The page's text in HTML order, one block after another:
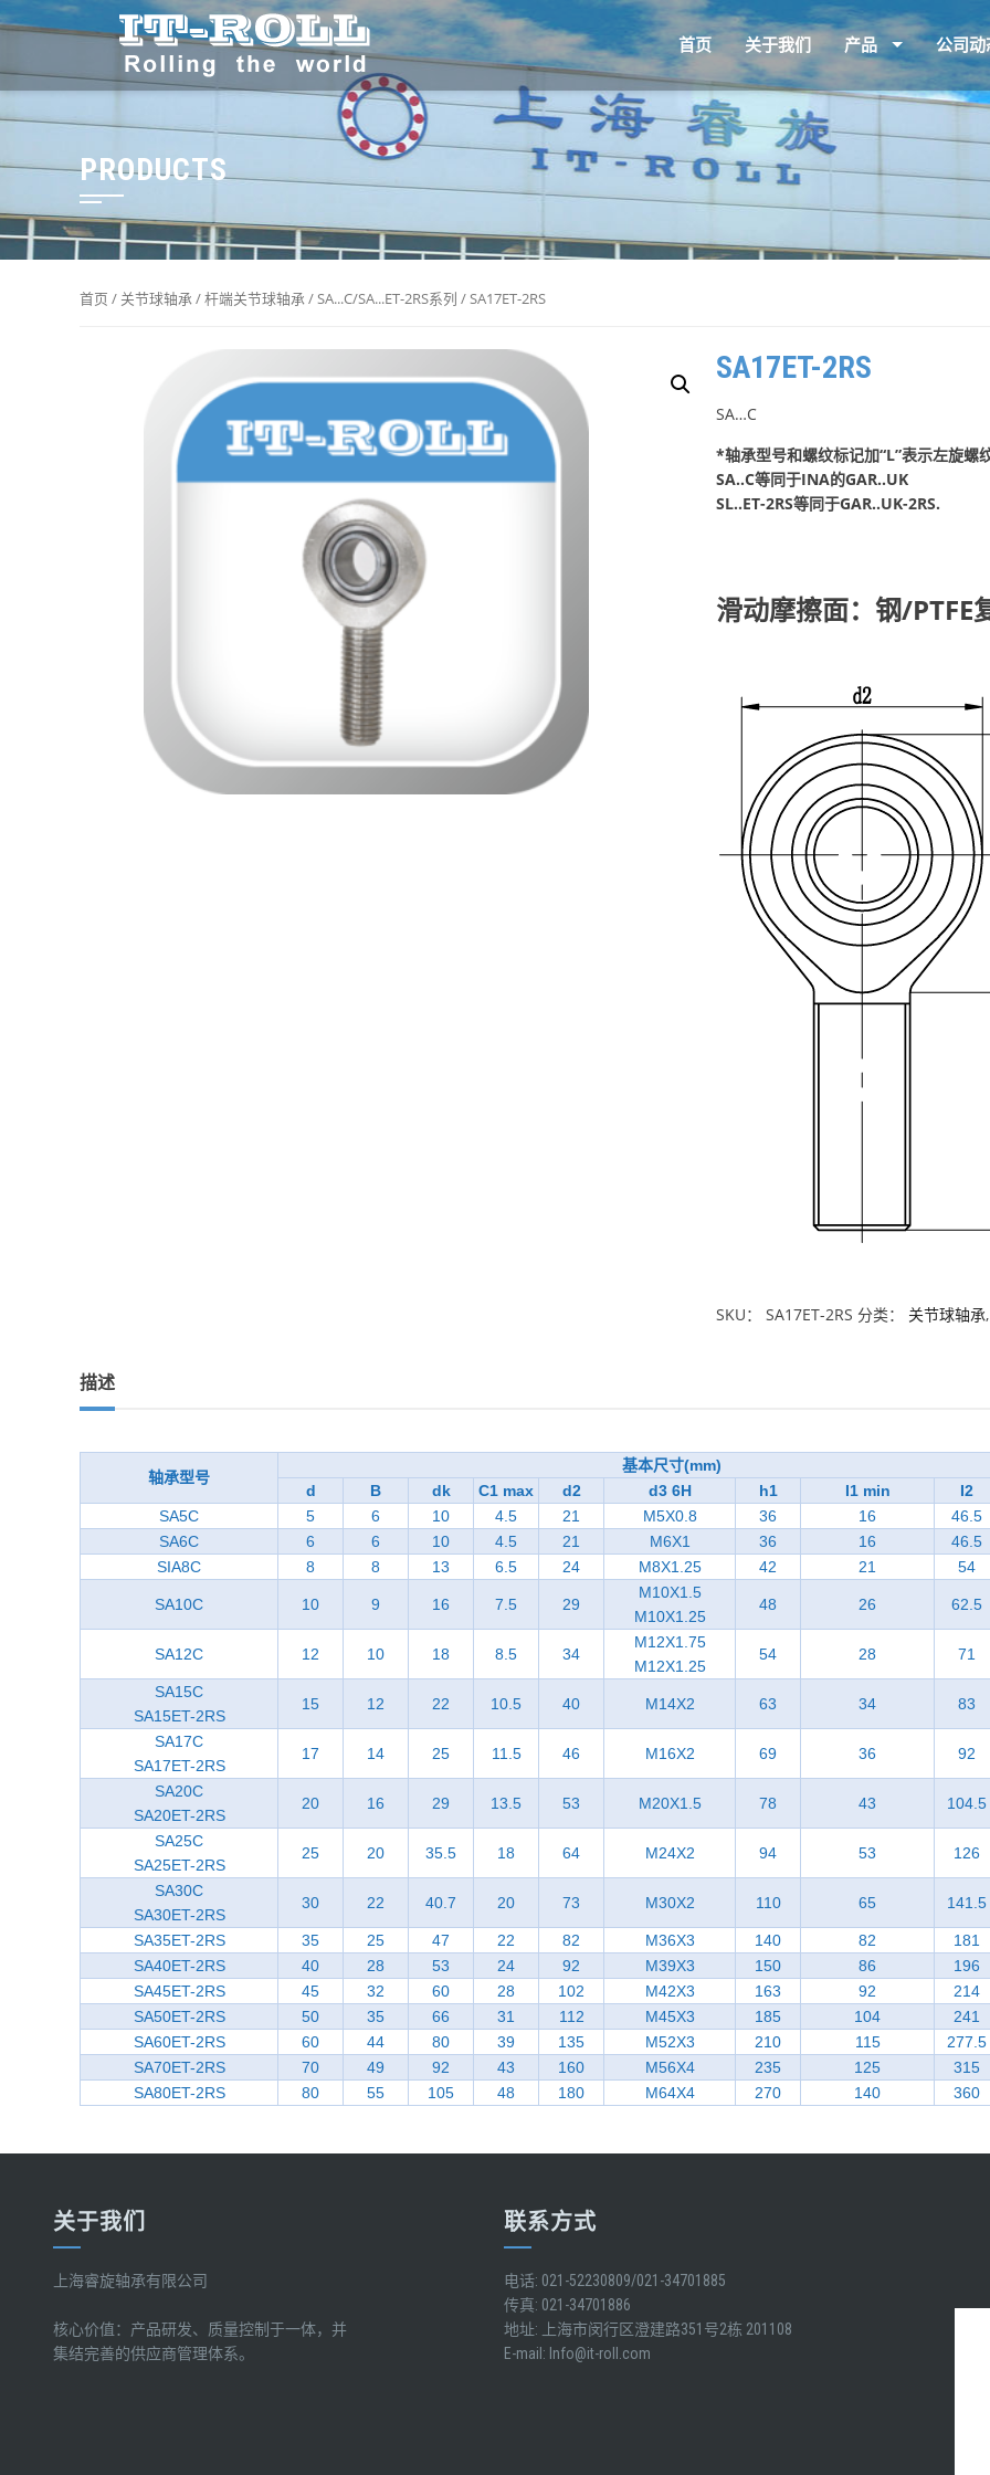
首页 关于我们 产品 公司动
PRODUCTS
首页 / 关节球轴承/杆端关节球轴承/SA...C/SA...ET-2RS系列 / SA17ET-2RS
SA17ET-2RS
SA…C
*轴承型号和螺纹标记加“L”表示左旋螺
SA..C等同于INA的GAR..UK
SL..ET-2RS等同于GAR..UK-2RS.
滑动摩擦面：钢/PTFE
SKU： SA17ET-2RS 分类： 关节球轴承
描述
轴承型号
基本尺寸(mm)
d
B dk C1 max d2 d3 6H h1 I1 min
I2
SA5C
5 6 10 4.5 21 M5X0.8 36 16
46.5
SA6C
6 6 10 4.5 21 M6X1 36 16
46.5
SIA8C
8 8 13 6.5 24 M8X1.25 42 21 54
SA10C 10 9 16 7.5 29
M10X1.5
M10X1.25
48 26 62.5
SA12C 12 10 18 8.5 34
M12X1.75
M12X1.25
54 28 71
SA15C
SA15ET-2RS
15 12 22 10.5 40 M14X2 63 34 83
SA17C
SA17ET-2RS
17 14 25 11.5 46 M16X2 69 36 92
SA20C
SA20ET-2RS
20 16 29 13.5 53 M20X1.5 78 43 104.5
SA25C
SA25ET-2RS
25 20 35.5 18 64 M24X2 94 53 126
SA30C
SA30ET-2RS
30 22 40.7 20 73 M30X2 110 65 141.5
SA35ET-2RS 35 25 47 22 82 M36X3 140 82
181
SA40ET-2RS
40 28 53 24 92 M39X3 150 86
196
SA45ET-2RS
45 32 60 28 102 M42X3 163 92
214
SA50ET-2RS
50 35 66 31 112 M45X3 185 104
241
SA60ET-2RS
60 44 80 39 135 M52X3 210 115
277.5
SA70ET-2RS
70 49 92 43 160 M56X4 235 125
315
SA80ET-2RS
80 55 105 48 180 M64X4 270 140 360
关于我们
上海睿旋轴承有限公司
核心价值：产品研发、质量控制于一体，并
集结完善的供应商管理体系。
联系方式
电话: 021-52230809/021-34701885
传真: 021-34701886
地址: 上海市闵行区澄建路351号2栋 201108
E-mail: Info@it-roll.com